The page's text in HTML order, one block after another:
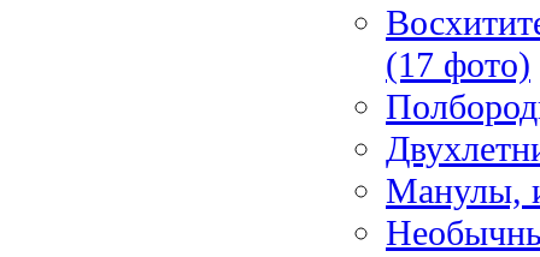
(17 фото)
Манулы,